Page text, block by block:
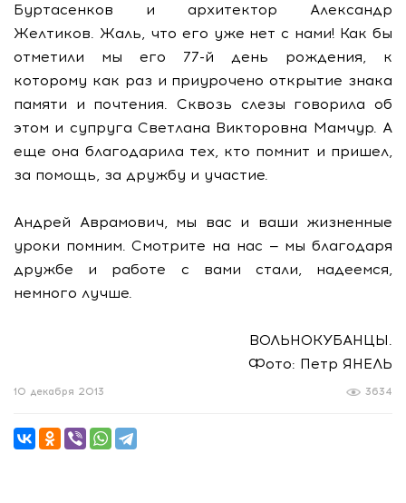
Буртасенков и архитектор Александр
Желтиков. Жаль, что его уже нет с нами! Как бы
отметили мы его 77-й день рождения, к
которому как раз и приурочено открытие знака
памяти и почтения. Сквозь слезы говорила об
этом и супруга Светлана Викторовна Мамчур. А
еще она благодарила тех, кто помнит и пришел,
за помощь, за дружбу и участие.
Андрей Аврамович, мы вас и ваши жизненные
уроки помним. Смотрите на нас — мы благодаря
дружбе и работе с вами стали, надеемся,
немного лучше.
ВОЛЬНОКУБАНЦЫ.
Фото: Петр ЯНЕЛЬ
3634
10 декабря 2013